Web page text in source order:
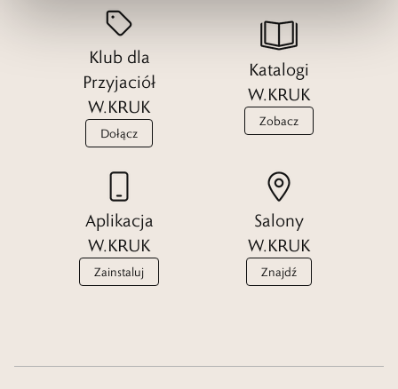
Klub dla
Przyjaciół
W.KRUK
Dołącz
Katalogi
W.KRUK
Zobacz
Aplikacja
W.KRUK
Zainstaluj
Salony
W.KRUK
Znajdź